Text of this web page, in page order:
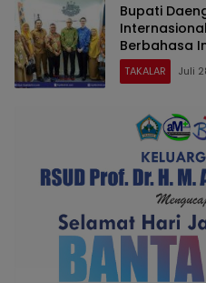
Bupati
Berbahasa
TAKALAR Juli